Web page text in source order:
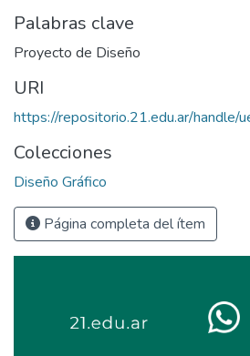
Palabras clave
Proyecto de Diseño
URI
https://repositorio.21.edu.ar/handle/
Colecciones
Diseño Gráfico
Página completa del ítem